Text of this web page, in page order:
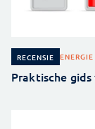
RECENSIE ENERGIE
Praktische